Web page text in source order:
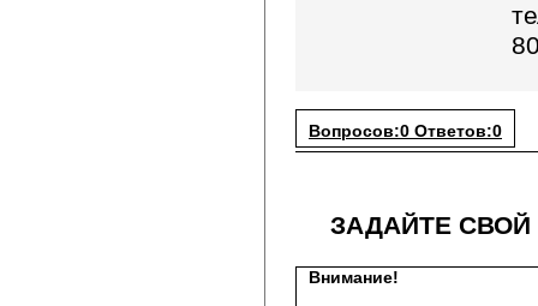
Вопросов:0 Ответов:0
ЗАДАЙТЕ
Внимание!